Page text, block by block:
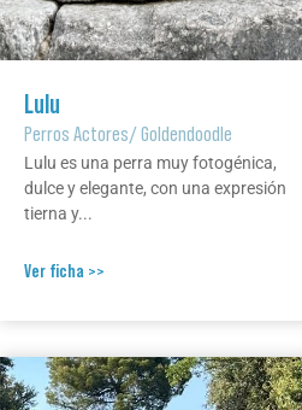
Lulu
Perros Actores/Goldendoodle
Lulu es una perra muy fotogénica,
dulce y elegante, con una expresión
tierna y...
Ver ficha >>